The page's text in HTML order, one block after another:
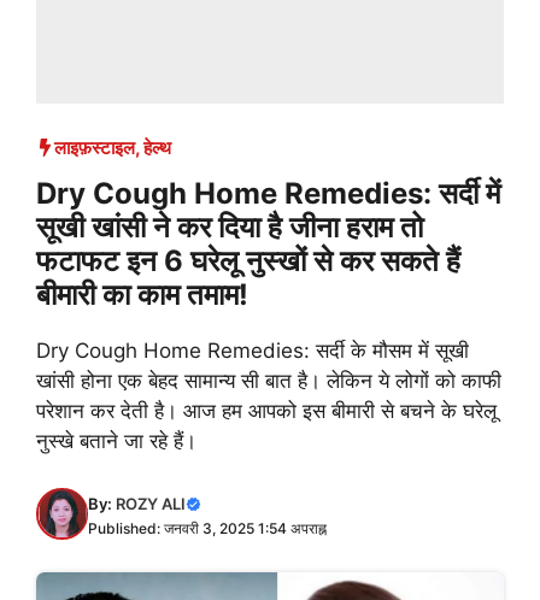
लाइफ़स्टाइल,हेल्थ
Dry Cough Home Remedies: सर्दी में
सूखी खांसी ने कर दिया है जीना हराम तो
फटाफट इन 6 घरेलू नुस्खों से कर सकते हैं
बीमारी का काम तमाम!
Dry Cough Home Remedies: सर्दी के मौसम में सूखी
खांसी होना एक बेहद सामान्य सी बात है। लेकिन ये लोगों को काफी
परेशान कर देती है। आज हम आपको इस बीमारी से बचने के घरेलू
नुस्खे बताने जा रहे हैं।
By: ROZY ALI
Published: जनवरी 3, 2025 1:54 अपराह्न